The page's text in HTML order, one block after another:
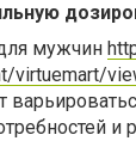
мужчин
virtuemart/
и